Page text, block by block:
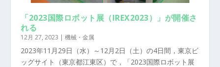
「2023国際ロボット展（IREX2023）」が開催さ
れる
12月 27, 2023 |機械・金属
2023年11月29日（水）～12月2日（土）の4日間，東京ビ
ッグサイト（東京都江東区）で，「2023国際ロボット展